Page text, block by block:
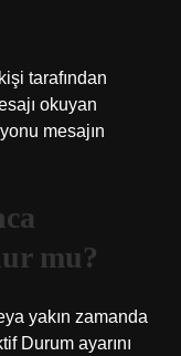
tarafından
okuyan
mesajın
mu?
yakın zamanda
Durum ayarını